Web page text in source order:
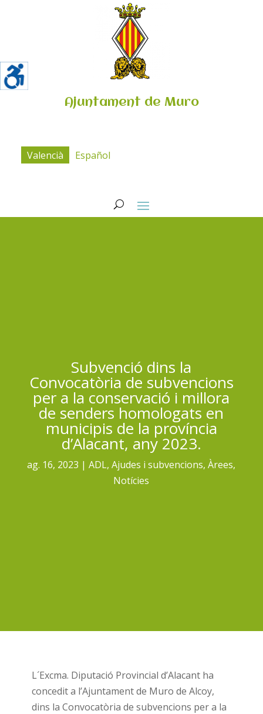
Ajuntament de Muro
Valencià Español
Subvenció dins la
Convocatòria de subvencions
per a la conservació i millora
de senders homologats en
municipis de la província
d’Alacant, any 2023.
ag. 16, 2023 ADL,Ajudes i subvencions,Àrees,
Notícies
L´Excma. Diputació Provincial d’Alacant ha
concedit a l’Ajuntament de Muro de Alcoy,
dins la Convocatòria de subvencions per a la